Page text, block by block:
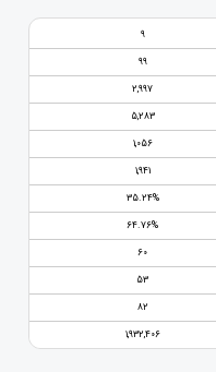
9
99
2,997
5,283
1,056
1,941
35.24%
64.76%
60
53
82
1,932,406